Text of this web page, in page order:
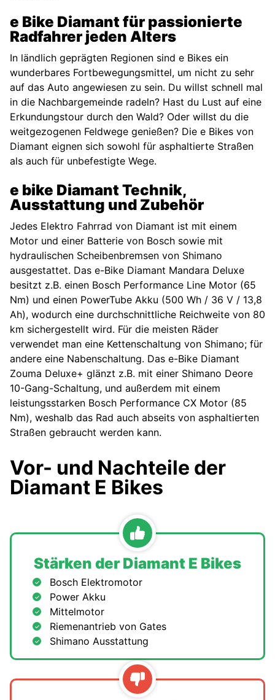
e Bike Diamant für passionierte
Radfahrer jeden Alters
In ländlich geprägten Regionen sind e Bikes ein
wunderbares Fortbewegungsmittel, um nicht zu sehr
auf das Auto angewiesen zu sein. Du willst schnell mal
in die Nachbargemeinde radeln? Hast du Lust auf eine
Erkundungstour durch den Wald? Oder willst du die
weitgezogenen Feldwege genießen? Die e Bikes von
Diamant eignen sich sowohl für asphaltierte Straßen
als auch für unbefestigte Wege.
e bike Diamant Technik,
Ausstattung und Zubehör
Jedes Elektro Fahrrad von Diamant ist mit einem
Motor und einer Batterie von Bosch sowie mit
hydraulischen Scheibenbremsen von Shimano
ausgestattet. Das e-Bike Diamant Mandara Deluxe
besitzt z.B. einen Bosch Performance Line Motor (65
Nm) und einen PowerTube Akku (500 Wh / 36 V / 13,8
Ah), wodurch eine durchschnittliche Reichweite von 80
km sichergestellt wird. Für die meisten Räder
verwendet man eine Kettenschaltung von Shimano; für
andere eine Nabenschaltung. Das e-Bike Diamant
Zouma Deluxe+ glänzt z.B. mit einer Shimano Deore
10-Gang-Schaltung, und außerdem mit einem
leistungsstarken Bosch Performance CX Motor (85
Nm), weshalb das Rad auch abseits von asphaltierten
Straßen gebraucht werden kann.
Vor- und Nachteile der
Diamant E Bikes
Stärken der Diamant E Bikes
Bosch Elektromotor
Power Akku
Mittelmotor
Riemenantrieb von Gates
Shimano Ausstattung